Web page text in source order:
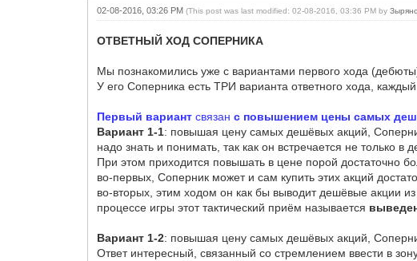
02-08-2016, 03:26 PM(This post was last modified: 02-08-2016, 03:36 PM by
ОТВЕТНЫЙ ХОД СОПЕРНИКА
Мы познакомились уже с вариантами первого хода
У его Соперника есть ТРИ варианта ответного хода,
Первый вариант связанс повышением цены самых
Вариант 1-1: повышая цену самых дешёвых акций,
надо знать и понимать, так как он встречается не только в
При этом приходится повышать в цене порой достаточно
во-первых, Соперник может и сам купить этих акций
во-вторых, этим ходом он как бы выводит дешёвые акции
процессе игры этот тактический приём называется
Вариант 1-2: повышая цену самых дешёвых акций,
Ответ интересный, связанный со стремлением ввести в